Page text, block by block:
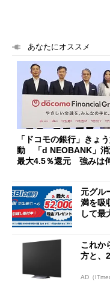
あなたにオススメ
「ドコモの銀行」きょ
動 「d NEOBANK」消
最大4.5％還元 強みは
元グル
満を吸
して最
これか
方と、
AD（